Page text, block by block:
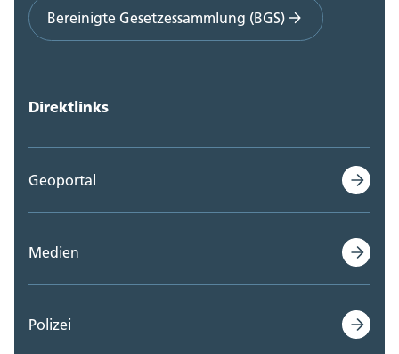
Bereinigte Gesetzessammlung (BGS)
Direktlinks
Geoportal
Medien
Polizei